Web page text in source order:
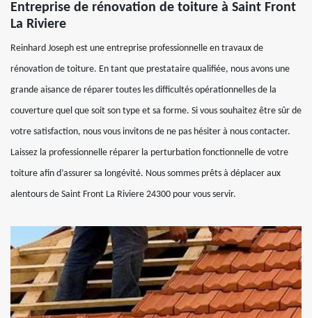
Entreprise de rénovation de toiture à Saint Front
La Riviere
Reinhard Joseph est une entreprise professionnelle en travaux de
rénovation de toiture. En tant que prestataire qualifiée, nous avons une
grande aisance de réparer toutes les difficultés opérationnelles de la
couverture quel que soit son type et sa forme. Si vous souhaitez être sûr de
votre satisfaction, nous vous invitons de ne pas hésiter à nous contacter.
Laissez la professionnelle réparer la perturbation fonctionnelle de votre
toiture afin d’assurer sa longévité. Nous sommes prêts à déplacer aux
alentours de Saint Front La Riviere 24300 pour vous servir.